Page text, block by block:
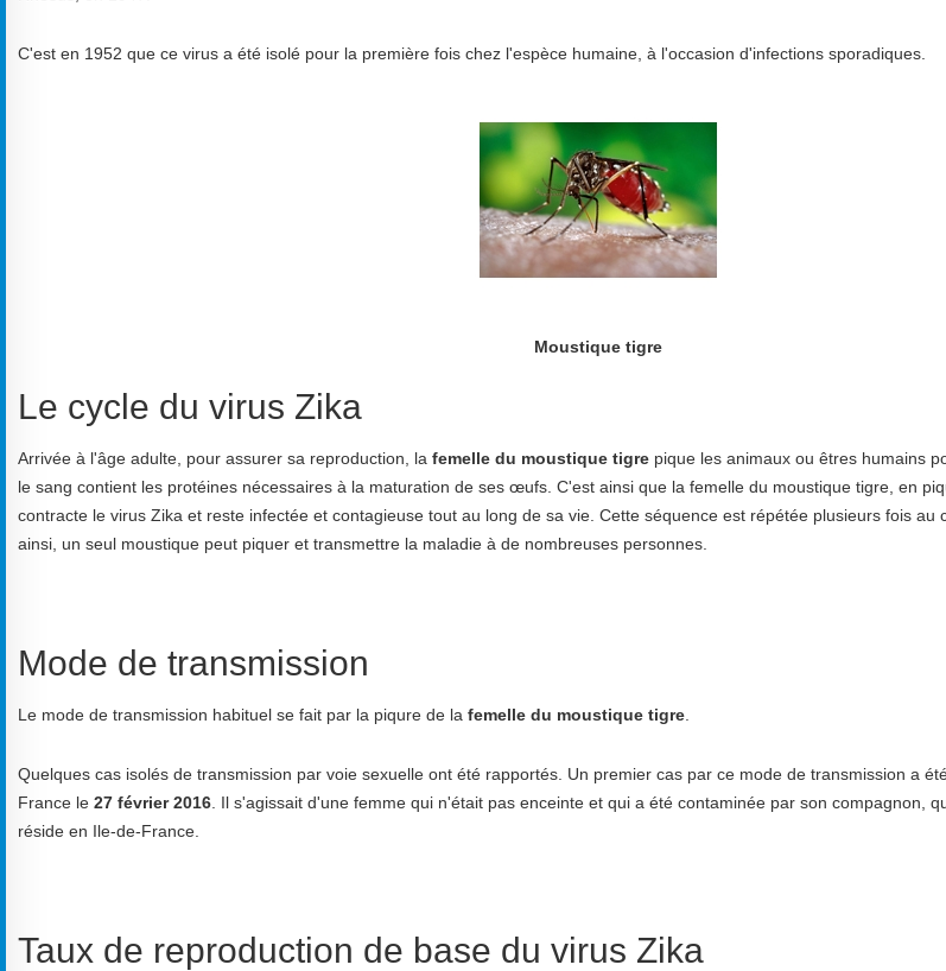
C'est en 1952 que ce virus a été isolé pour la première fois chez l'espèce humaine, à l'occasion d'infections sporadiques.
Moustique tigre
Le cycle du virus Zika
Arrivée à l'âge adulte, pour assurer sa reproduction, la femelle du moustique tigre pique les animaux ou êtres humains
le sang contient les protéines nécessaires à la maturation de ses œufs. C'est ainsi que la femelle du moustique tigre, en
contracte le virus Zika et reste infectée et contagieuse tout au long de sa vie. Cette séquence est répétée plusieurs fois au
ainsi, un seul moustique peut piquer et transmettre la maladie à de nombreuses personnes.
Mode de transmission
Le mode de transmission habituel se fait par la piqure de la femelle du moustique tigre
Quelques cas isolés de transmission par voie sexuelle ont été rapportés. Un premier cas par ce mode de transmission a
France le 27 février 2016 . Il s'agissait d'une femme qui n'était pas enceinte et qui a été contaminée par son compagnon,
réside en Ile-de-France.
Taux de reproduction de base du virus Zika